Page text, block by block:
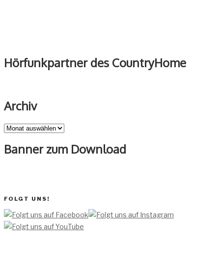
Hörfunkpartner des CountryHome
Archiv
Archiv
Banner zum Download
FOLGT UNS!